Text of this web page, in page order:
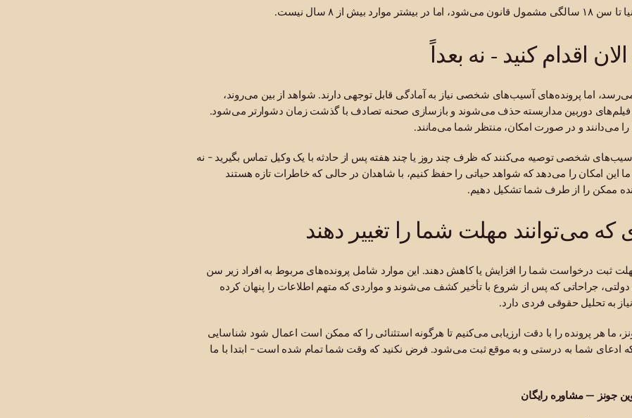
بیش از ۸ سال نیست.
اقدام کنید - نه بعداً
اما پرونده‌های آسیب‌های شخصی نیاز به آمادگی قابل توجهی دارند. شواهد از بین می‌روند،
دوربین مداربسته حذف می‌شوند و بازسازی صحنه تصادف با گذشت زمان دشوارتر می‌شود.
می‌دانند و در صورت امکان، منتظر شما می‌مانند.
آسیب‌های شخصی توصیه می‌کنند که ظرف چند روز یا چند هفته پس از حادثه با یک وکیل تماس بگیرید - نه
این امکان را می‌دهد که شواهد حیاتی را حفظ کنیم، با شاهدان در حالی که خاطرات تازه هستند
ممکن را از طرف شما تشکیل دهیم.
می‌توانند مهلت شما را تغییر دهند
ثبت درخواست شما را افزایش یا کاهش دهند. این موارد شامل پرونده‌های مربوط به افراد زیر سن
دولتی، جراحاتی که پس از شروع با تأخیر کشف می‌شوند و مواردی که متهم اطلاعات را پنهان کرده
به تحلیل حقوقی فردی دارد.
ما هر پرونده را با دقت ارزیابی می‌کنیم تا هرگونه استثنائی را که ممکن است اعمال شود شناسایی
ادعای شما به درستی و به موقع ثبت می‌شود. فرض نکنید که وقت شما تمام شده است - ابتدا با ما
جونز — مشاوره رایگان